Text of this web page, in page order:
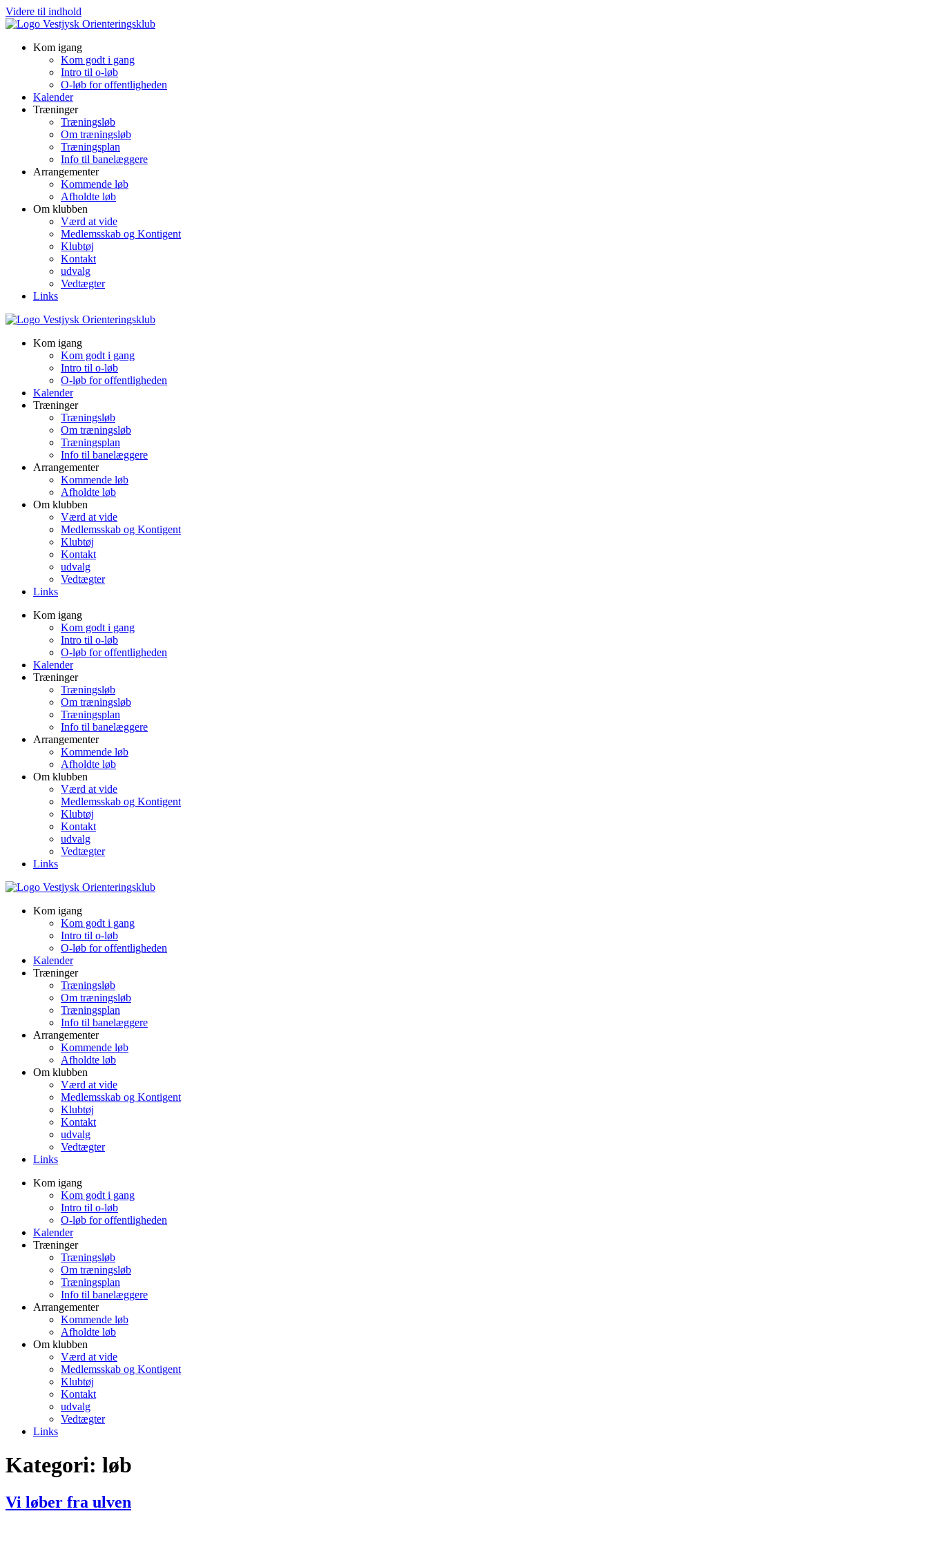
Videre til indhold
Kom igang
Kom godt i gang
Intro til o-løb
O-løb for offentligheden
Kalender
Træninger
Træningsløb
Om træningsløb
Træningsplan
Info til banelæggere
Arrangementer
Kommende løb
Afholdte løb
Om klubben
Værd at vide
Medlemsskab og Kontigent
Klubtøj
Kontakt
udvalg
Vedtægter
Links
Kom igang
Kom godt i gang
Intro til o-løb
O-løb for offentligheden
Kalender
Træninger
Træningsløb
Om træningsløb
Træningsplan
Info til banelæggere
Arrangementer
Kommende løb
Afholdte løb
Om klubben
Værd at vide
Medlemsskab og Kontigent
Klubtøj
Kontakt
udvalg
Vedtægter
Links
Kom igang
Kom godt i gang
Intro til o-løb
O-løb for offentligheden
Kalender
Træninger
Træningsløb
Om træningsløb
Træningsplan
Info til banelæggere
Arrangementer
Kommende løb
Afholdte løb
Om klubben
Værd at vide
Medlemsskab og Kontigent
Klubtøj
Kontakt
udvalg
Vedtægter
Links
Kom igang
Kom godt i gang
Intro til o-løb
O-løb for offentligheden
Kalender
Træninger
Træningsløb
Om træningsløb
Træningsplan
Info til banelæggere
Arrangementer
Kommende løb
Afholdte løb
Om klubben
Værd at vide
Medlemsskab og Kontigent
Klubtøj
Kontakt
udvalg
Vedtægter
Links
Kom igang
Kom godt i gang
Intro til o-løb
O-løb for offentligheden
Kalender
Træninger
Træningsløb
Om træningsløb
Træningsplan
Info til banelæggere
Arrangementer
Kommende løb
Afholdte løb
Om klubben
Værd at vide
Medlemsskab og Kontigent
Klubtøj
Kontakt
udvalg
Vedtægter
Links
Kategori: løb
Vi løber fra ulven